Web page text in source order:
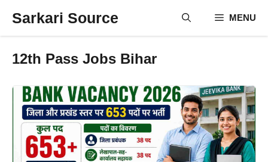
Sarkari Source MENU
12th Pass Jobs Bihar